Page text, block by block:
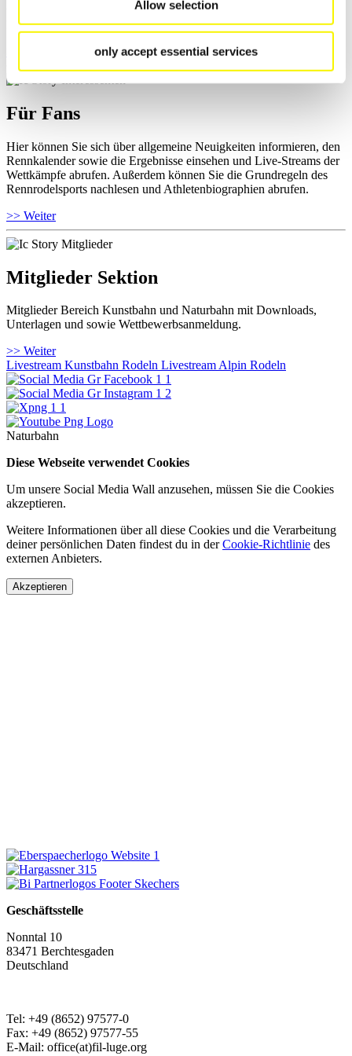
Allow selection
only accept essential services
und Informationen zu Wettkämpfen abrufen. Außerdem können Sie
Ihre Athletenbiographie ansehen.
Für Fans
Hier können Sie sich über allgemeine Neuigkeiten informieren, den
Rennkalender sowie die Ergebnisse einsehen und Live-Streams der
Wettkämpfe abrufen. Außerdem können Sie die Grundregeln des
Rennrodelsports nachlesen und Athletenbiographien abrufen.
>> Weiter
Mitglieder Sektion
Mitglieder Bereich Kunstbahn und Naturbahn mit Downloads,
Unterlagen und sowie Wettbewerbsanmeldung.
>> Weiter
Livestream Kunstbahn Rodeln Livestream Alpin Rodeln
Naturbahn
Diese Webseite verwendet Cookies
Um unsere Social Media Wall anzusehen, müssen Sie die Cookies
akzeptieren.
Weitere Informationen über all diese Cookies und die Verarbeitung
deiner persönlichen Daten findest du in derCookie-Richtlinie des
externen Anbieters.
Akzeptieren
Geschäftsstelle
Nonntal 10
83471 Berchtesgaden
Deutschland
Tel: +49 (8652) 97577-0
Fax: +49 (8652) 97577-55
E-Mail: office(at)fil-luge.org